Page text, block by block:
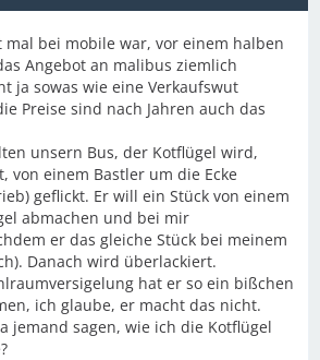
mal bei mobile war, vor einem halben
Angebot an malibus ziemlich
ja sowas wie eine Verkaufswut
Preise sind nach Jahren auch das
unsern Bus, der Kotflügel wird,
von einem Bastler um die Ecke
geflickt. Er will ein Stück von einem
abmachen und bei mir
er das gleiche Stück bei meinem
Danach wird überlackiert.
hat er so ein bißchen
ich glaube, er macht das nicht.
jemand sagen, wie ich die Kotflügel